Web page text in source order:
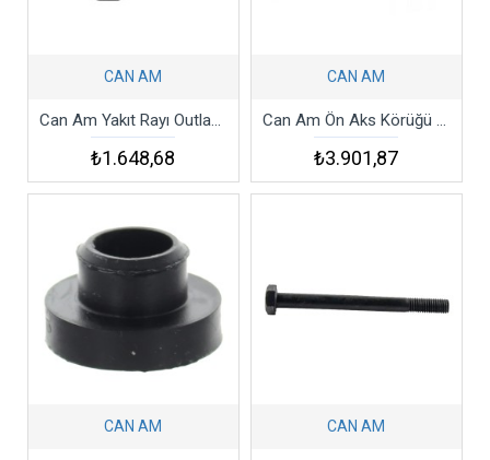
CAN AM
Can Am Yakıt Rayı Outlander 650 Xt 17 Fuel Rail
₺1.648,68
CAN AM
Can Am Ön Aks Körüğü Kit Outlander Renegade Kit Boot Dif F
₺3.901,87
CAN AM CAN AM